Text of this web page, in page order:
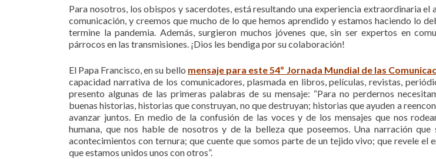
Para nosotros, los obispos y sacerdotes, está resultando una experiencia extraordinaria el
comunicación, y creemos que mucho de lo que hemos aprendido y estamos haciendo lo
termine la pandemia. Además, surgieron muchos jóvenes que, sin ser expertos en
párrocos en las transmisiones. ¡Dios les bendiga por su colaboración!
El Papa Francisco, en su bello mensaje para este 54º Jornada Mundial de las
capacidad narrativa de los comunicadores, plasmada en libros, películas, revistas,
presento algunas de las primeras palabras de su mensaje: “Para no perdernos
buenas historias, historias que construyan, no que destruyan; historias que ayuden a
avanzar juntos. En medio de la confusión de las voces y de los mensajes que nos
humana, que nos hable de nosotros y de la belleza que poseemos. Una narración
acontecimientos con ternura; que cuente que somos parte de un tejido vivo; que revele el
que estamos unidos unos con otros”.